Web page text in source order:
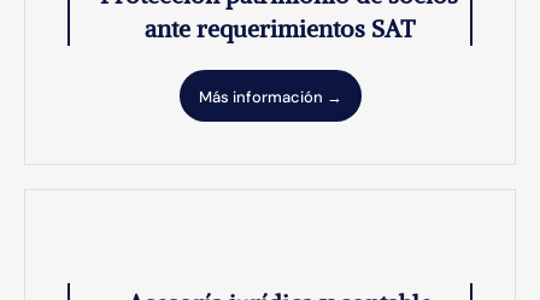
ante requerimientos SAT
Más información →